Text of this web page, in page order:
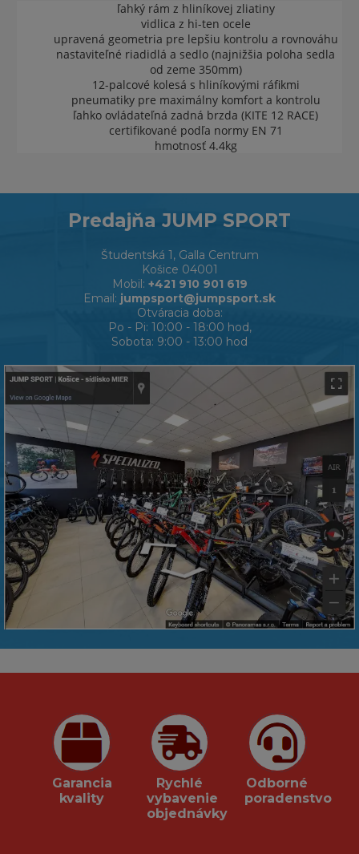
ľahký rám z hliníkovej zliatiny
vidlica z hi-ten ocele
upravená geometria pre lepšiu kontrolu a rovnováhu
nastaviteľné riadidlá a sedlo (najnižšia poloha sedla
od zeme 350mm)
12-palcové kolesá s hliníkovými ráfikmi
pneumatiky pre maximálny komfort a kontrolu
ľahko ovládateľná zadná brzda (KITE 12 RACE)
certifikované podľa normy EN 71
hmotnosť 4.4kg
Predajňa JUMP SPORT
Študentská 1, Galla Centrum
Košice 04001
Mobil: +421 910 901 619
Email: jumpsport@jumpsport.sk
Otváracia doba:
Po - Pi: 10:00 - 18:00 hod,
Sobota: 9:00 - 13:00 hod
Garancia
kvality
Rychlé
vybavenie
objednávky
Odborné
poradenstvo